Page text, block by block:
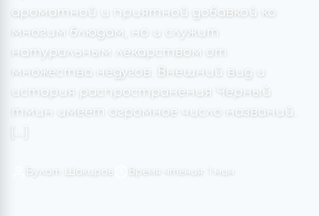
ароматной и приятной добавкой ко
многим блюдам, но и служит
натуральным лекарством от
множества недугов. Внешний вид и
история распространения Черный
тмин имеет огромное число названий.
Булат Шакиров Время чтения: 1 мин